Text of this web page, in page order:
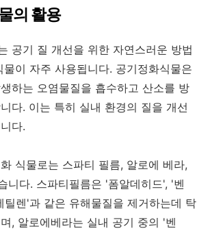
의 활용
공기 질 개선을 위한 자연스러운 방법
이 자주 사용됩니다. 공기정화식물은
하는 오염물질을 흡수하고 산소를 방
다. 이는 특히 실내 환경의 질을 개선
다.
식물로는 스파티 필름, 알로에 베라,
니다. 스파티필름은 '폼알데히드', '벤
틸렌'과 같은 유해물질을 제거하는데 탁
, 알로에베라는 실내 공기 중의 '벤